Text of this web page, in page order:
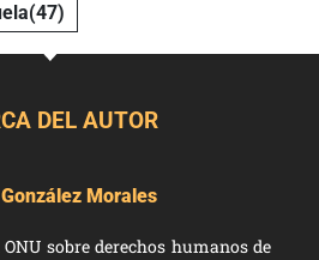
(47)
DEL AUTOR
Morales
sobre derechos humanos de